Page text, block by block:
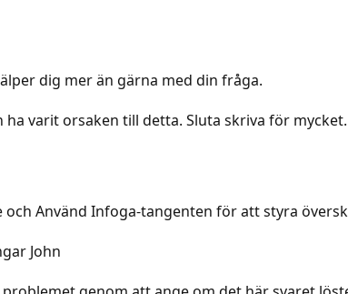
dig mer än gärna med din fråga.
varit orsaken till detta. Sluta skriva för mycket.
Använd Infoga-tangenten för att styra
John